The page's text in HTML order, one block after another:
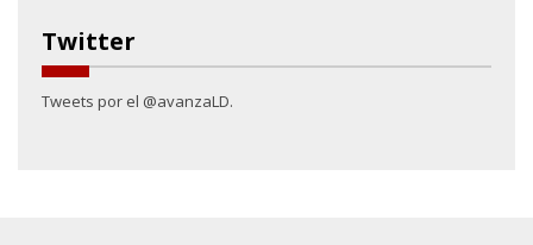
Twitter
Tweets por el @avanzaLD.